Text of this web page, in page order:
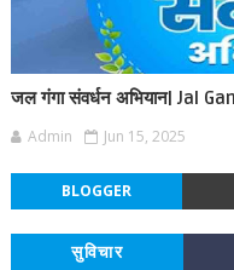
जल गंगा संवर्धन अभियान| Jal
Admin Jun 15, 2025
BLOGGER
सुविचार